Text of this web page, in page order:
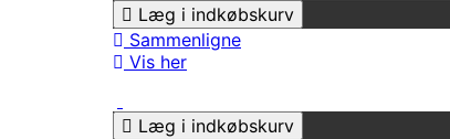
Læg i indkøbskurv
Sammenligne
Vis her
Læg i indkøbskurv